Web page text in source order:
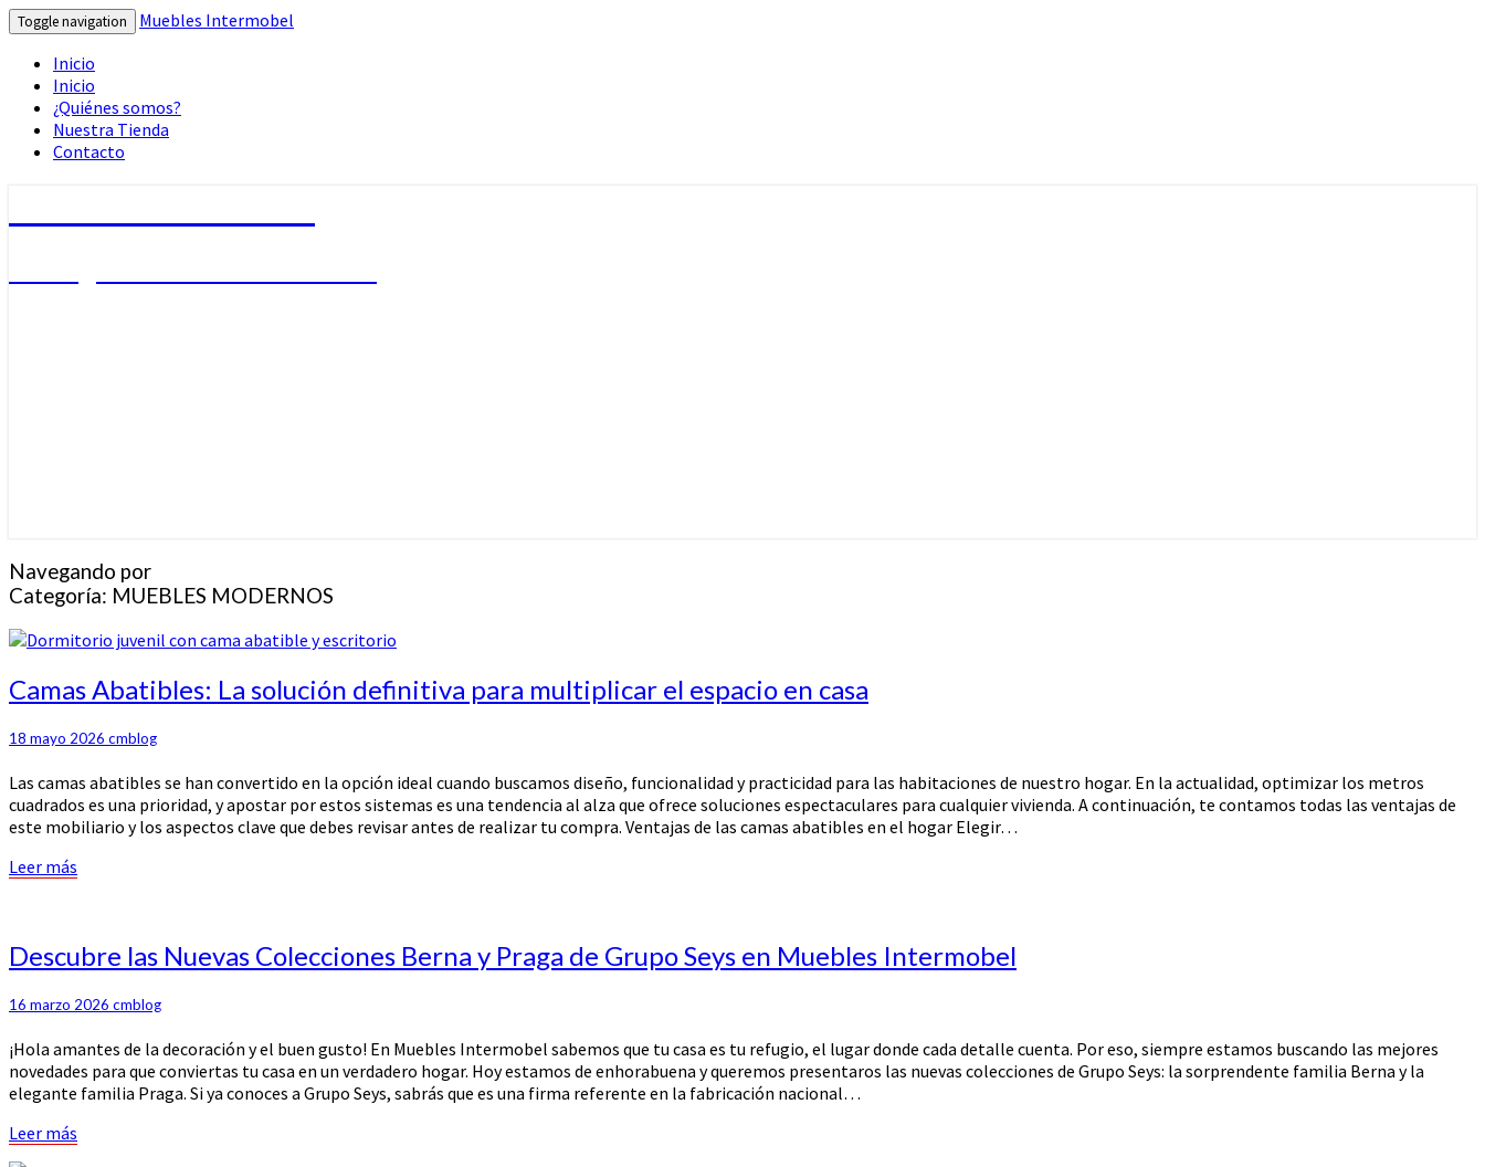
Toggle navigation
Muebles Intermobel
Inicio
Inicio
¿Quiénes somos?
Nuestra Tienda
Contacto
Navegando por
Categoría: MUEBLES MODERNOS
Camas
Abatibles:
solución
para
multiplicar
el
espacio
en
Camas Abatibles: La solución definitiva para multiplicar el espacio en casa
18 mayo 2026 cmblog
Las camas abatibles se han convertido en la opción ideal cuando buscamos diseño, funcionalidad y practicidad para las habitaciones de nuestro hogar. En la actualidad, optimizar los metros
cuadrados es una prioridad, y apostar por estos sistemas es una tendencia al alza que ofrece soluciones espectaculares para cualquier vivienda. A continuación, te contamos todas las ventajas de
este mobiliario y los aspectos clave que debes revisar antes de realizar tu compra. Ventajas de las camas abatibles en el hogar Elegir…
Leer más
Descubre
las
Nuevas
Colecciones
Berna
y
Praga
de
Grupo
Seys
Descubre las Nuevas Colecciones Berna y Praga de Grupo Seys en Muebles Intermobel
16 marzo 2026 cmblog
¡Hola amantes de la decoración y el buen gusto! En Muebles Intermobel sabemos que tu casa es tu refugio, el lugar donde cada detalle cuenta. Por eso, siempre estamos buscando las mejores
novedades para que conviertas tu casa en un verdadero hogar. Hoy estamos de enhorabuena y queremos presentaros las nuevas colecciones de Grupo Seys: la sorprendente familia Berna y la
elegante familia Praga. Si ya conoces a Grupo Seys, sabrás que es una firma referente en la fabricación nacional…
Leer más